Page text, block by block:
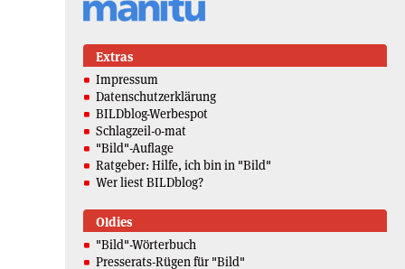
Extras
Impressum
Datenschutzerklärung
BILDblog-Werbespot
Schlagzeil-o-mat
"Bild"-Auflage
Ratgeber: Hilfe, ich bin in "Bild"
Wer liest BILDblog?
Oldies
"Bild"-Wörterbuch
Presserats-Rügen für "Bild"